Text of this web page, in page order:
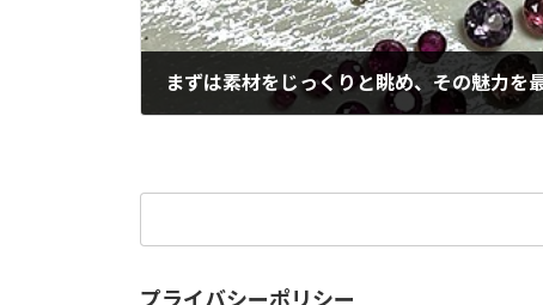
プライバシーポリシー